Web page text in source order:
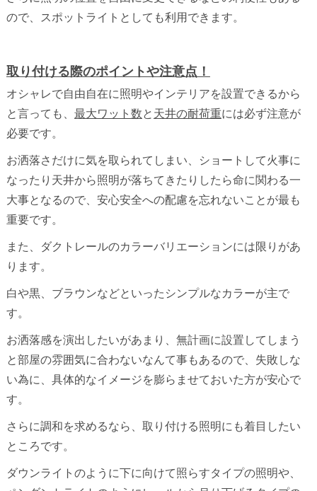
ので、スポットライトとしても利用できます。
取り付ける際のポイントや注意点！
オシャレで自由自在に照明やインテリアを設置できるから
と言っても、 最大ワット数と天井の耐荷重には必ず注意が
必要です。
お洒落さだけに気を取られてしまい、ショートして火事に
なったり天井から照明が落ちてきたりしたら命に関わる一
大事となるので、安心安全への配慮を忘れないことが最も
重要です。
また、ダクトレールのカラーバリエーションには限りがあ
ります。
白や黒、ブラウンなどといったシンプルなカラーが主で
す。
お洒落感を演出したいがあまり、無計画に設置してしまう
と部屋の雰囲気に合わないなんて事もあるので、失敗しな
い為に、具体的なイメージを膨らませておいた方が安心で
す。
さらに調和を求めるなら、取り付ける照明にも着目したい
ところです。
ダウンライトのように下に向けて照らすタイプの照明や、